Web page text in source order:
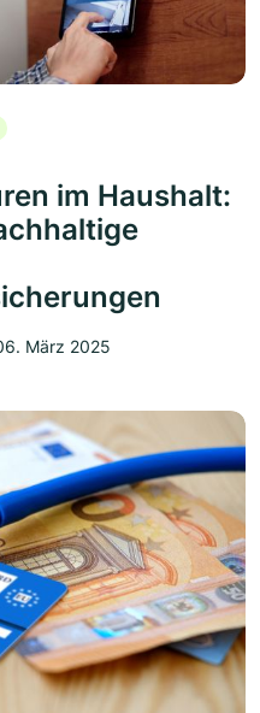
im Haushalt:
März 2025